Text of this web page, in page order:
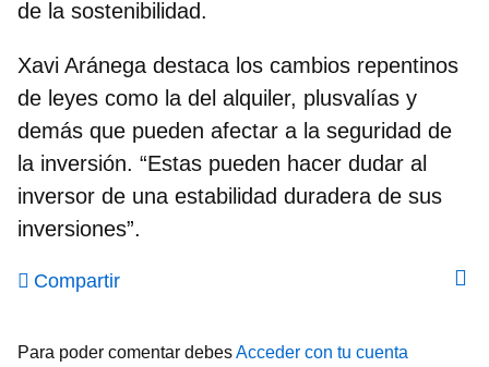
de la sostenibilidad.
Xavi Aránega destaca los cambios repentinos
de leyes como la del alquiler, plusvalías y
demás que pueden afectar a la seguridad de
la inversión. “Estas pueden hacer dudar al
inversor de una estabilidad duradera de sus
inversiones”.
Compartir
Para poder comentar debesAcceder con tu cuenta